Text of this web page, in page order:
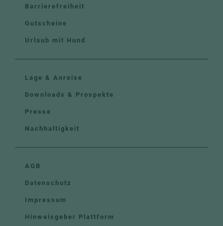
Barrierefreiheit
Gutscheine
Urlaub mit Hund
Lage & Anreise
Downloads & Prospekte
Presse
Nachhaltigkeit
AGB
Datenschutz
Impressum
Hinweisgeber Plattform